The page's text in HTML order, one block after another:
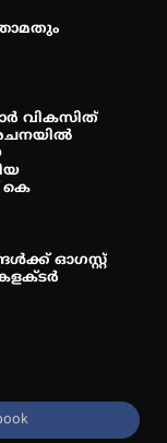
9
വികസിത്
കെ
ഓഗസ്റ്റ്